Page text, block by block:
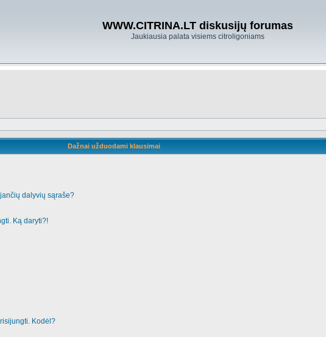
WWW.CITRINA.LT diskusijų forumas
Jaukiausia palata visiems citroligoniams
Dažnai užduodami klausimai
dalyvių sąraše?
Ką daryti?!
Kodėl?